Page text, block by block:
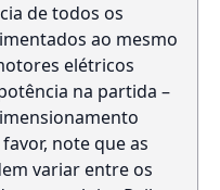
de todos os
ao mesmo
elétricos
na partida –
note que as
variar entre os